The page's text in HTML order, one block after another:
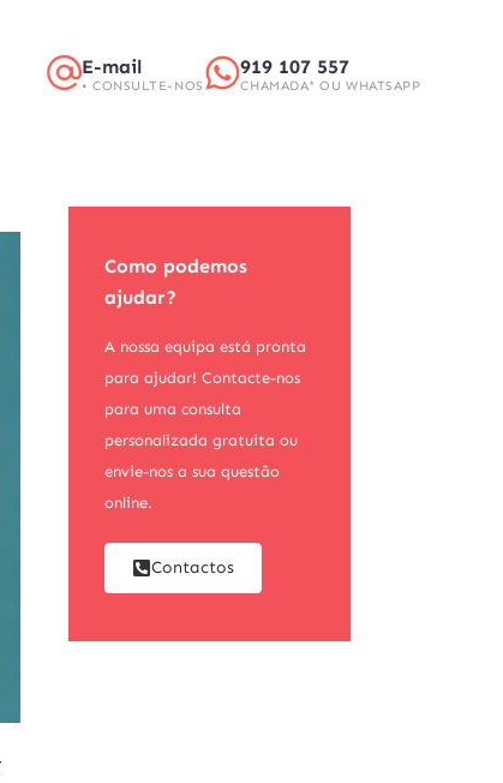
E-mail
• CONSULTE-NOS
919 107 557
CHAMADA* OU WHATSAPP
Como podemos
ajudar?
A nossa equipa está pronta
para ajudar! Contacte-nos
para uma consulta
personalizada gratuita ou
envie-nos a sua questão
online.
Contactos